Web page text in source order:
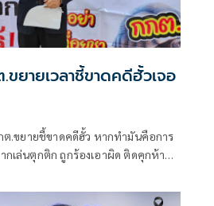
ยายเวลาชี้ขาดคดีฮั้วเจอ
ต.ขยายชี้ขาดคดีฮั้ว หากทำมันคือการ
เล่นตุกติก ถูกร้องเอาผิด ติดคุกห้าปี